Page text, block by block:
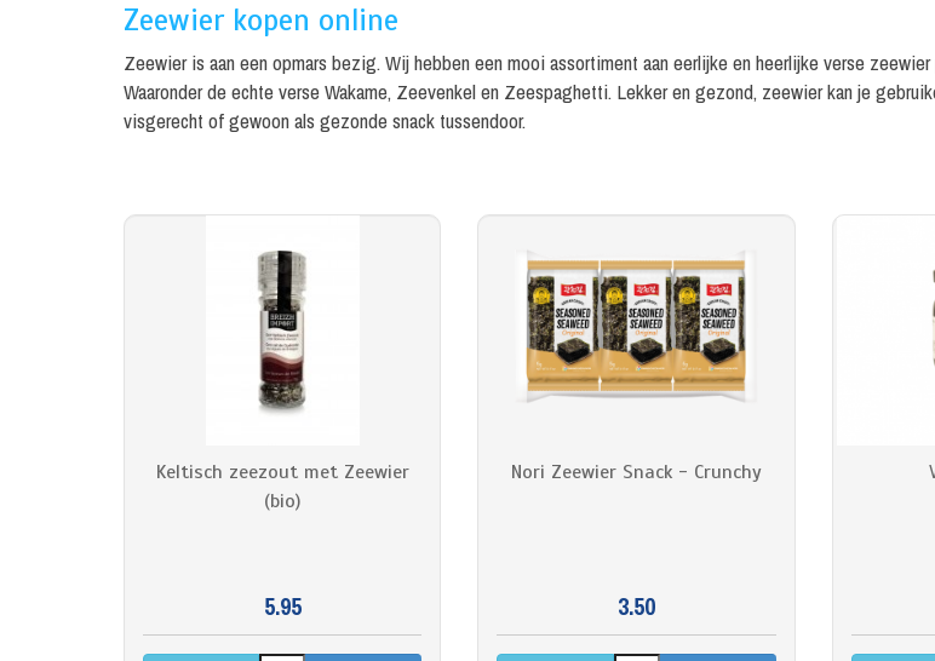
Zeewier kopen online
Zeewier is aan een opmars bezig. Wij hebben een mooi assortiment aan eerlijke en heerlijke verse
Waaronder de echte verse Wakame, Zeevenkel en Zeespaghetti. Lekker en gezond, zeewier kan je
visgerecht of gewoon als gezonde snack tussendoor.
Keltisch zeezout met Zeewier
(bio)
5.95
Nori Zeewier Snack - Crunchy
3.50